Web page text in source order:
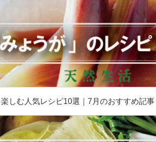
しむ人気レシピ10選｜7月のおすすめ記事